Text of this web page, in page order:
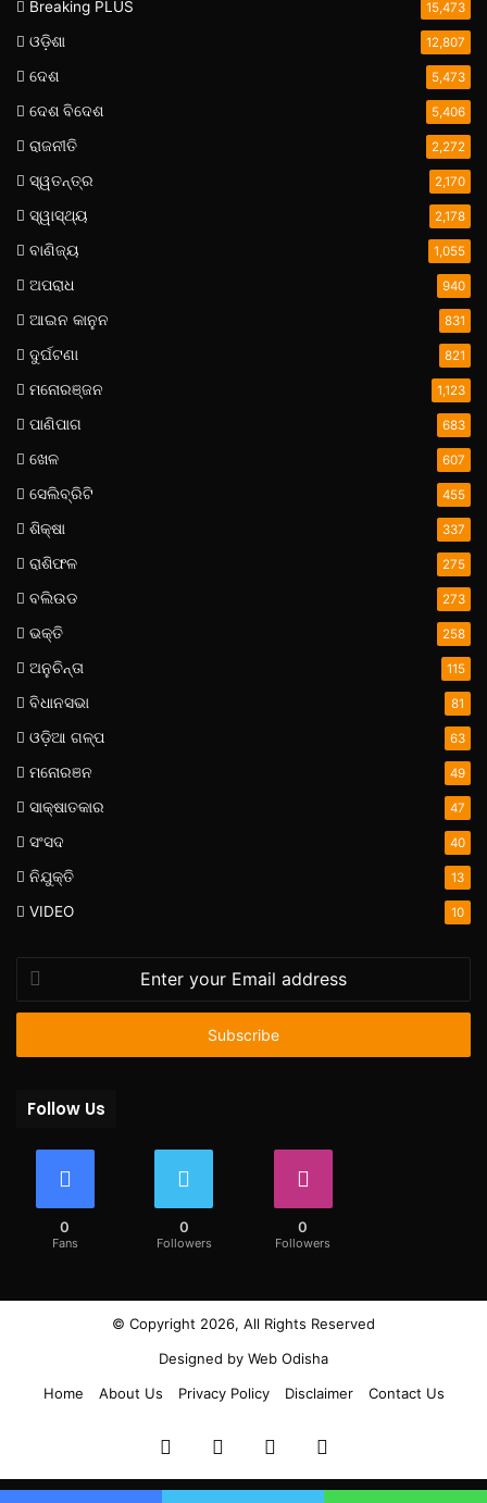
Breaking PLUS 15,473
ଓଡ଼ିଶା 12,807
ଦେଶ 5,473
ଦେଶ ବିଦେଶ 5,406
ରାଜନୀତି 2,272
ସ୍ୱତନ୍ତ୍ର 2,170
ସ୍ୱାସ୍ଥ୍ୟ 2,178
ବାଣିଜ୍ୟ 1,055
ଅପରାଧ 940
ଆଇନ କାନୁନ 831
ଦୁର୍ଘଟଣା 821
ମନୋରଞ୍ଜନ 1,123
ପାଣିପାଗ 683
ଖେଳ 607
ସେଲିବ୍ରିଟି 455
ଶିକ୍ଷା 337
ରାଶିଫଳ 275
ବଲିଉଡ 273
ଭକ୍ତି 258
ଅନୁଚିନ୍ତା 115
ବିଧାନସଭା 81
ଓଡ଼ିଆ ଗଳ୍ପ 63
ମନୋରଞନ 49
ସାକ୍ଷାତକାର 47
ସଂସଦ 40
ନିଯୁକ୍ତି 13
VIDEO 10
your
Email
Follow Us
0
Fans
0
Followers
0
Followers
© Copyright 2026, All Rights Reserved
Designed by Web Odisha
Home
About Us Privacy Policy Disclaimer Contact Us
FacebookTwitterYouTubeInstagram